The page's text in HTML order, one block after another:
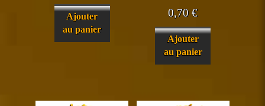
Ajouter
au panier
0,70€
Ajouter
au panier